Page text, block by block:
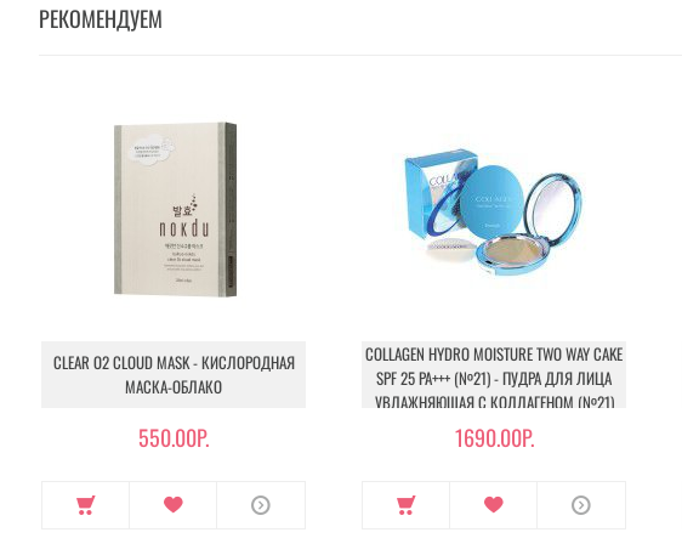
РЕКОМЕНДУЕМ
CLEAR O2 CLOUD MASK - КИСЛОРОДНАЯ
МАСКА-ОБЛАКО
550.00Р.
COLLAGEN HYDRO MOISTURE TWO WAY CAKE
SPF 25 PA+++ (№21) - ПУДРА ДЛЯ ЛИЦА
УВЛАЖНЯЮЩАЯ С КОЛЛАГЕНОМ (№21)
1690.00Р.